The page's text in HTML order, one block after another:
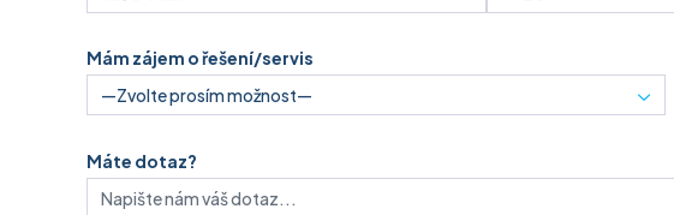
Produkty IBM
Audit IT a kybernetické
bezpečnosti
Eventy
Mám zájem o řešení/servis
Máte dotaz?